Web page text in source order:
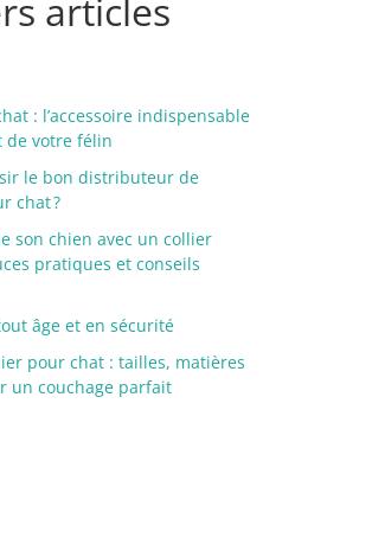
articles
: l’accessoire indispensable
de votre félin
le bon distributeur de
chat ?
son chien avec un collier
pratiques et conseils
âge et en sécurité
pour chat : tailles, matières
un couchage parfait